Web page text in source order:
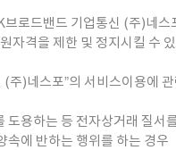
로드밴드 기업통신 (주)네스
자격을 제한 및 정지시킬 수
)네스포”의 서비스이용에
도용하는 등 전자상거래 질서
속에 반하는 행위를 하는 경우